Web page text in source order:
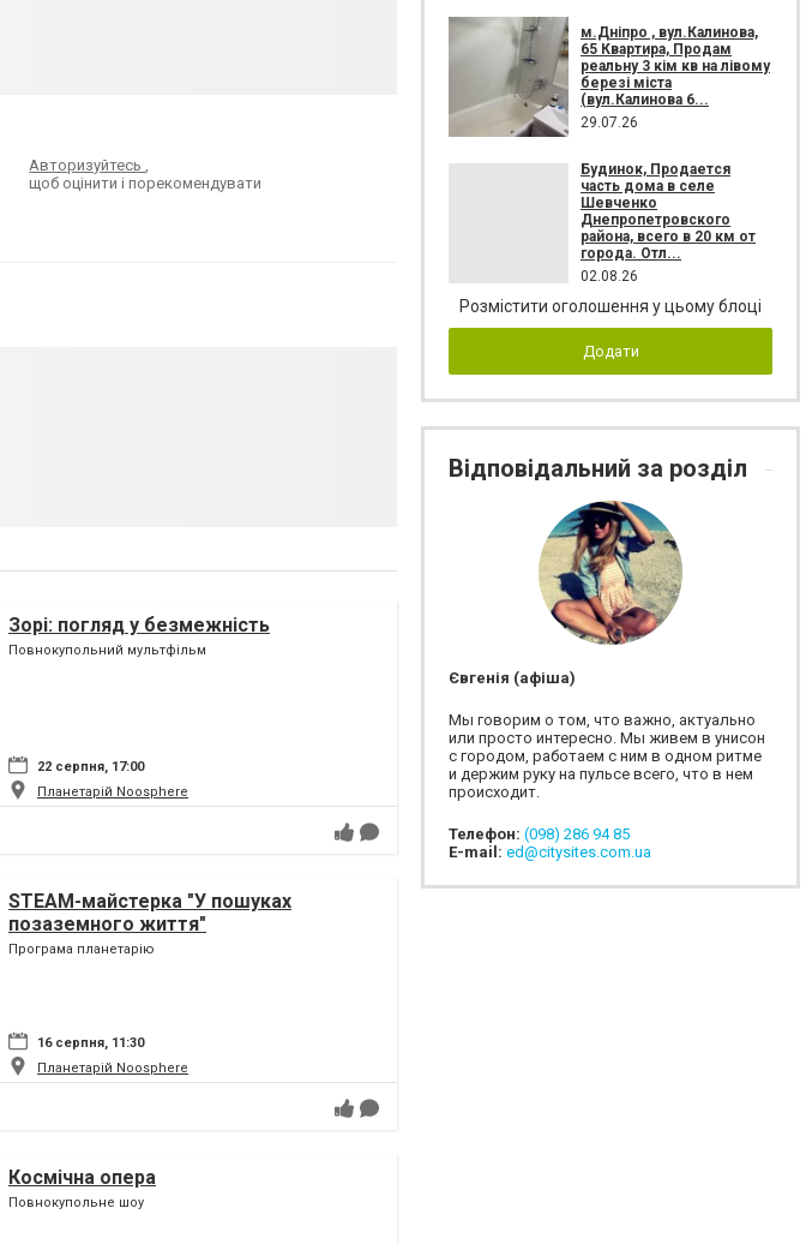
Авторизуйтесь,
щоб оцінити і порекомендувати
Зорі: погляд у безмежність
Повнокупольний мультфільм
22 серпня, 17:00
Планетарій Noosphere
STEAM-майстерка "У пошуках
позаземного життя"
Програма планетарію
16 серпня, 11:30
Планетарій Noosphere
Космічна опера
Повнокупольне шоу
м.Дніпро , вул.Калинова,
65 Квартира, Продам
реальну 3 кім кв на лівому
березі міста
(вул.Калинова 6...
29.07.26
Будинок, Продается
часть дома в селе
Шевченко
Днепропетровского
района, всего в 20 км от
города. Отл...
02.08.26
Розмістити оголошення у цьому блоці
Додати
Відповідальний за розділ
Євгенія (афіша)
Мы говорим о том, что важно, актуально
или просто интересно. Мы живем в унисон
с городом, работаем с ним в одном ритме
и держим руку на пульсе всего, что в нем
происходит.
Телефон: (098) 286 94 85
E-mail: ed@citysites.com.ua